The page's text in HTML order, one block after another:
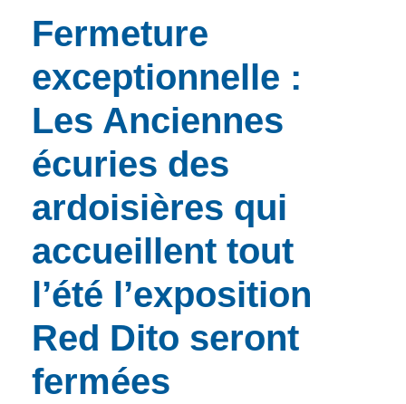
et d’animations
Fermeture
exceptionnelle :
Les Anciennes
écuries des
ardoisières qui
accueillent tout
l’été l’exposition
Red Dito seront
fermées